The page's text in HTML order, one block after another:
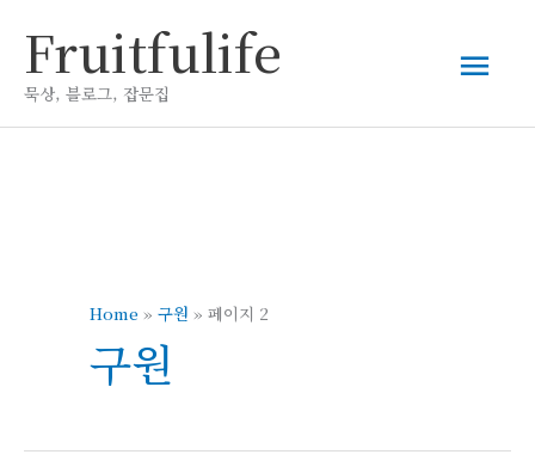
로
Fruitfulife
묵상, 블로그, 잡문집
메
인
Home » 구원 » 페이지 2
구원